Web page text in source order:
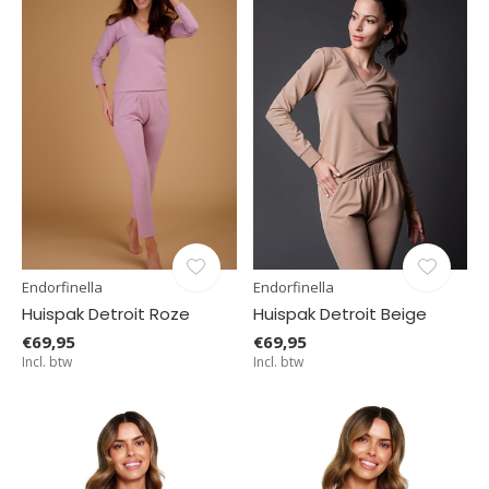
Endorfinella
Huispak Detroit Roze
€69,95
Incl. btw
Endorfinella
Huispak Detroit Beige
€69,95
Incl. btw